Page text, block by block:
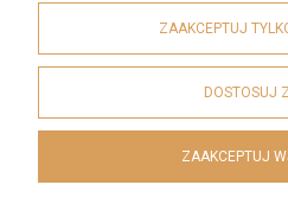
ZAAKCEPTUJ
DOSTOSUJ
ZAAKCEPTUJ